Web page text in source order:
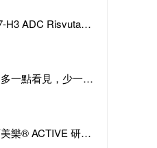
翰森製藥 | B7-H3 ADC Risvutatug Rezetecan（HS-20093）骨肉瘤III期臨床ARTEMIS-011達到IRC-PFS主要終點
世界肝炎日 | 多一點看見，少一點偏見，科學治療才是打敗乙肝的最強答案
翰森製藥 | 阿美樂® ACTIVE 研究在線發表於國際期刊 JTO